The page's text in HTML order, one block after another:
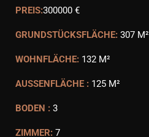
PREIS:300000 €
GRUNDSTÜCKSFLÄCHE: 307 M²
WOHNFLÄCHE: 132 M²
AUSSENFLÄCHE : 125 M²
BODEN : 3
ZIMMER: 7